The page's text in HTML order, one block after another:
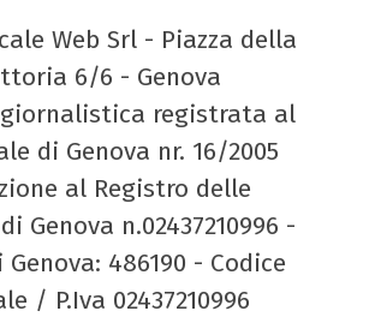
Web Srl - Piazza della
6/6 - Genova
registrata al
di Genova nr. 16/2005
al Registro delle
Genova n.02437210996 -
Genova: 486190 - Codice
/ P.Iva 02437210996